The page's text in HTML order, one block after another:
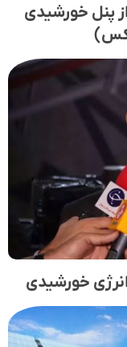
پنل خورشیدی
خورشیدی